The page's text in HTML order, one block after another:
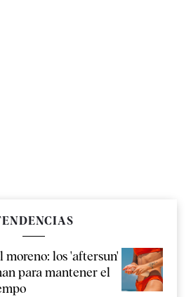
moreno: los 'aftersun'
para mantener el